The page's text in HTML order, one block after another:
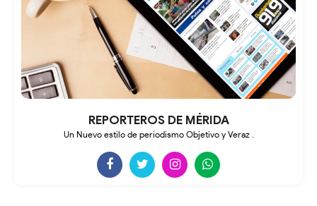
REPORTEROS DE MÉRIDA
Un Nuevo estilo de periodismo Objetivo y Veraz .